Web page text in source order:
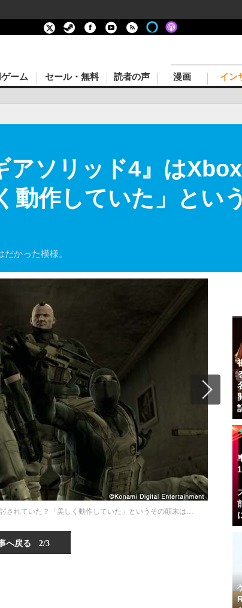
ーム セール・無料 読者の声 漫画 イン
アソリッド4』は
動作していた」とい
かった模様。
されていた？「美しく動作していた」というその顛末は…
へ戻る 2/3